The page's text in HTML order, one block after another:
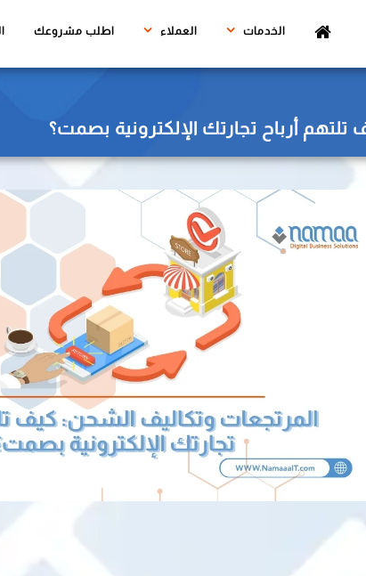
(CURRENT) الخدمات العملاء اطلب مشروعك
أرباح تجارتك الإلكترونية بصمت؟